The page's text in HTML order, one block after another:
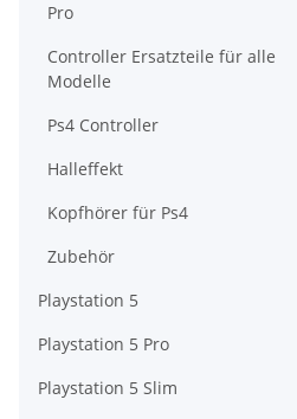
Pro
Controller Ersatzteile für alle
Modelle
Ps4 Controller
Halleffekt
Kopfhörer für Ps4
Zubehör
Playstation 5
Playstation 5 Pro
Playstation 5 Slim